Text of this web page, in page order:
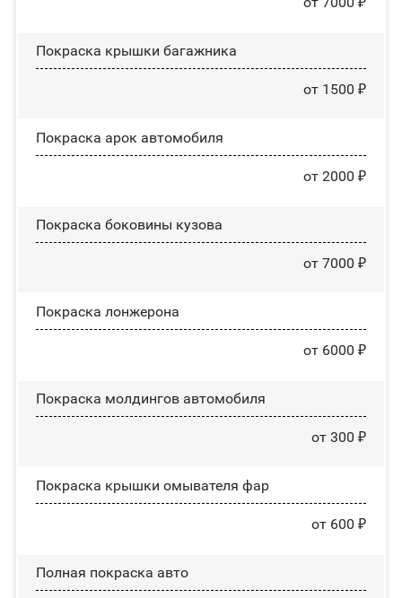
Покраска крышки багажника
от 1500 ₽
Покраска арок автомобиля
от 2000 ₽
Покраска боковины кузова
от 7000 ₽
Покраска лонжерона
от 6000 ₽
Покраска молдингов автомобиля
от 300 ₽
Покраска крышки омывателя фар
от 600 ₽
Полная покраска авто